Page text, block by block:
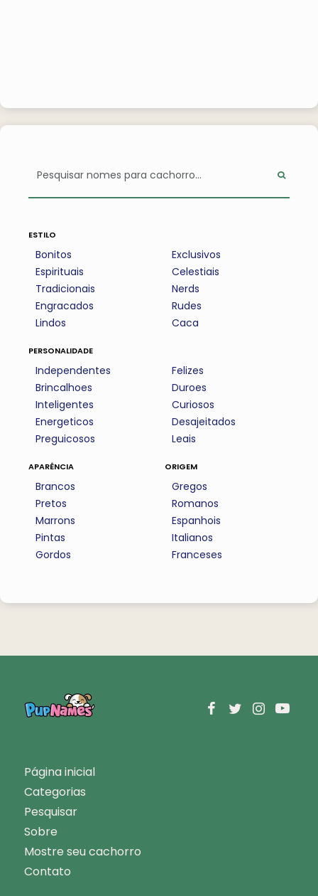
estilo
Bonitos
Espirituais
Tradicionais
Engracados
Lindos
Exclusivos
Celestiais
Nerds
Rudes
Caca
personalidade
Independentes
Brincalhoes
Inteligentes
Energeticos
Preguicosos
Felizes
Duroes
Curiosos
Desajeitados
Leais
aparência
Brancos
Pretos
Marrons
Pintas
Gordos
origem
Gregos
Romanos
Espanhois
Italianos
Franceses
Página inicial
Categorias
Pesquisar
Sobre
Mostre seu cachorro
Contato